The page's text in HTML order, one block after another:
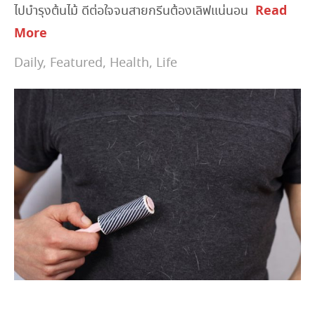
ไปบำรุงต้นไม้ ดีต่อใจจนสายกรีนต้องเลิฟแน่นอน Read
More
Daily, Featured, Health, Life